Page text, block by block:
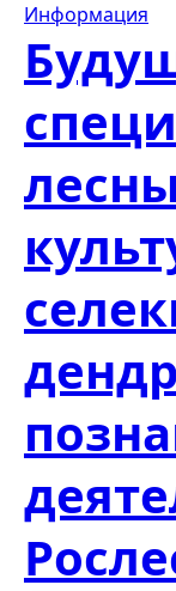
Информация